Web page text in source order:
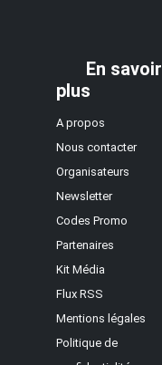
En savoir
plus
A propos
Nous contacter
Organisateurs
Newsletter
Codes Promo
Partenaires
Kit Média
Flux RSS
Mentions légales
Politique de